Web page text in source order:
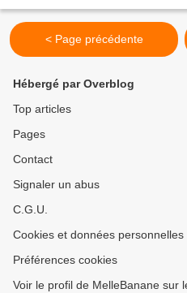
< Page précédente
Hébergé par Overblog
Top articles
Pages
Contact
Signaler un abus
C.G.U.
Cookies et données personnelles
Préférences cookies
Voir le profil de MelleBanane sur